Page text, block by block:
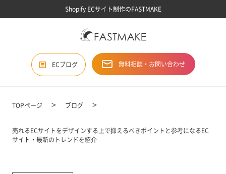
Shopify ECサイト制作のFASTMAKE
ECブログ 無料相談・お問い合わせ
TOPページ ブログ
売れるECサイトをデザインする上で抑えるべきポイントと参考になるEC
サイト・最新のトレンドを紹介